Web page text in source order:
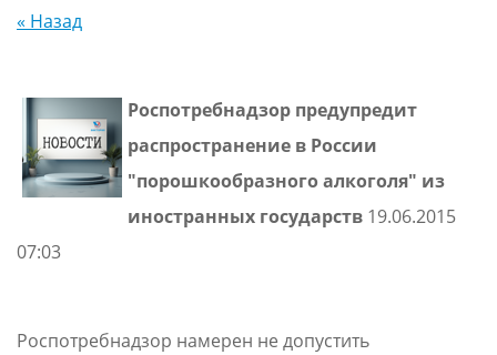
« Назад
Роспотребнадзор предупредит
распространение в России
"порошкообразного алкоголя" из
иностранных государств 19.06.2015
07:03
Роспотребнадзор намерен не допустить